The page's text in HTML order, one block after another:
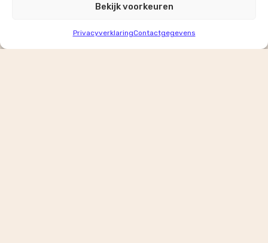
Bekijk voorkeuren
PrivacyverklaringContactgegevens